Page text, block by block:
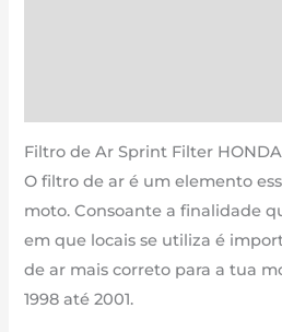
até
2001
Filtro de Ar Sprint Filter HONDA
O filtro de ar é um elemento
moto. Consoante a finalidade
em que locais se utiliza é
de ar mais correto para a tua
1998 até 2001.